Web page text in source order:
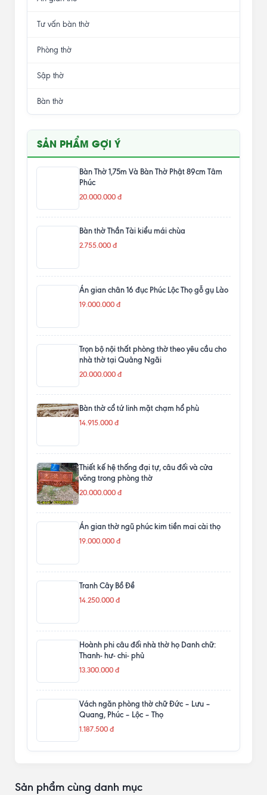
Tư vấn bàn thờ
Phòng thờ
Sập thờ
Bàn thờ
SẢN PHẨM GỢI Ý
Bàn Thờ 1,75m Và Bàn Thờ Phật 89cm Tâm
Phúc
20.000.000 đ
Bàn thờ Thần Tài kiểu mái chùa
2.755.000 đ
Án gian chân 16 đục Phúc Lộc Thọ gỗ gụ Lào
19.000.000 đ
Trọn bộ nội thất phòng thờ theo yêu cầu cho
nhà thờ tại Quảng Ngãi
20.000.000 đ
Bàn thờ cổ tứ linh mặt chạm hổ phù
14.915.000 đ
Thiết kế hệ thống đại tự, câu đối và cửa
võng trong phòng thờ
20.000.000 đ
Án gian thờ ngũ phúc kim tiền mai cài thọ
19.000.000 đ
Tranh Cây Bồ Đề
14.250.000 đ
Hoành phi câu đối nhà thờ họ Danh chữ:
Thanh- hư- chi- phủ
13.300.000 đ
Vách ngăn phòng thờ chữ Đức – Lưu –
Quang, Phúc – Lộc – Thọ
1.187.500 đ
Sản phẩm cùng danh mục